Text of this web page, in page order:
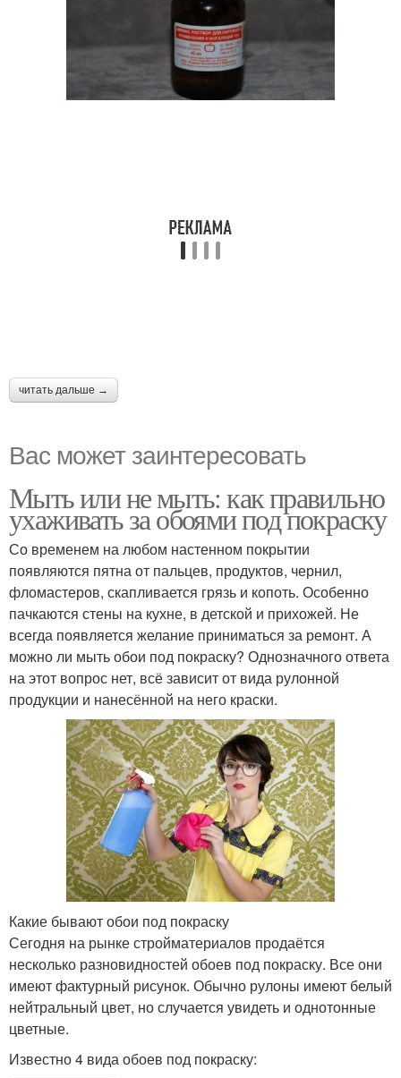
читать дальше →
Вас может заинтересовать
Мыть или не мыть: как правильно
ухаживать за обоями под покраску
Со временем на любом настенном покрытии
появляются пятна от пальцев, продуктов, чернил,
фломастеров, скапливается грязь и копоть. Особенно
пачкаются стены на кухне, в детской и прихожей. Не
всегда появляется желание приниматься за ремонт. А
можно ли мыть обои под покраску? Однозначного ответа
на этот вопрос нет, всё зависит от вида рулонной
продукции и нанесённой на него краски.
Какие бывают обои под покраску
Сегодня на рынке стройматериалов продаётся
несколько разновидностей обоев под покраску. Все они
имеют фактурный рисунок. Обычно рулоны имеют белый
нейтральный цвет, но случается увидеть и однотонные
цветные.
Известно 4 вида обоев под покраску: